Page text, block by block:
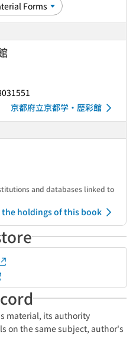
京都府立京都学・歴彩館
and databases linked to
the holdings of this book
material, its authority
on the same subject, author's